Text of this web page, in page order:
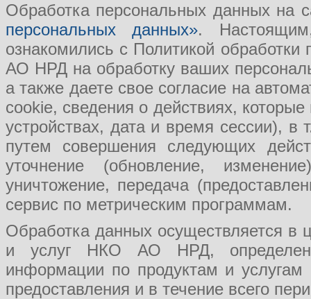
Обработка персональных данных на
персональных данных».
ознакомились с Политикой
АО НРД на обработку ваших
а также даете свое согласие на
cookie, сведения о действиях,
устройствах, дата и время сессии), в
путем совершения следующих
уточнение (обновление,
уничтожение, передача
сервис по метрическим программам.
Обработка данных осуществляется в
и услуг НКО АО НРД, определения
информации по продуктам и
предоставления и в течение всего